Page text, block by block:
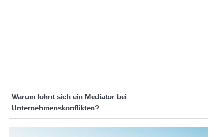
Warum lohnt sich ein Mediator bei
Unternehmenskonflikten?